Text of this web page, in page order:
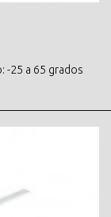
-25 a 65 grados